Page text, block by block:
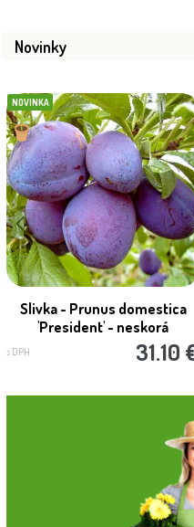
Novinky
NOVINKA
Slivka - Prunus domestica
'President' - neskorá
s DPH 31.10